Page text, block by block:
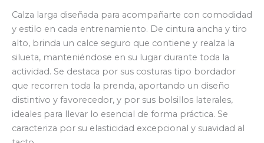
Calza larga diseñada para acompañarte con comodidad
y estilo en cada entrenamiento. De cintura ancha y tiro
alto, brinda un calce seguro que contiene y realza la
silueta, manteniéndose en su lugar durante toda la
actividad. Se destaca por sus costuras tipo bordador
que recorren toda la prenda, aportando un diseño
distintivo y favorecedor, y por sus bolsillos laterales,
ideales para llevar lo esencial de forma práctica. Se
caracteriza por su elasticidad excepcional y suavidad al